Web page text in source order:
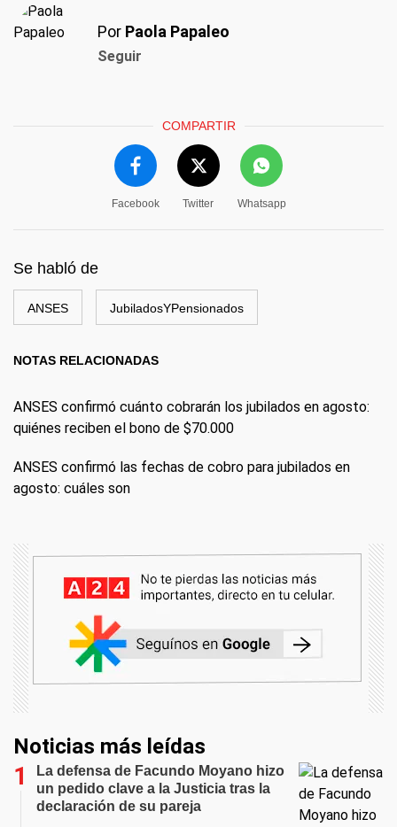
Por Paola Papaleo
Seguir
COMPARTIR
Facebook Twitter Whatsapp
Se habló de
ANSES JubiladosYPensionados
NOTAS RELACIONADAS
ANSES confirmó cuánto cobrarán los jubilados en agosto:
quiénes reciben el bono de $70.000
ANSES confirmó las fechas de cobro para jubilados en
agosto: cuáles son
Noticias más leídas
La defensa de Facundo Moyano hizo
un pedido clave a la Justicia tras la
declaración de su pareja